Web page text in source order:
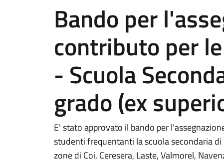
Bando per
contributo per
- Scuola
grado (ex
E' stato approvato il bando per
studenti frequentanti la scuola secondaria
zone di Coi, Ceresera, Laste, Valmorel,